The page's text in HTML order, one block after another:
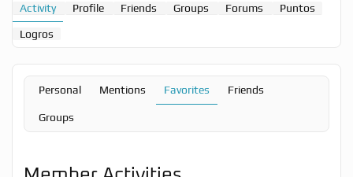
Activity Profile Friends Groups Forums Puntos
Logros
Personal Mentions Favorites Friends
Groups